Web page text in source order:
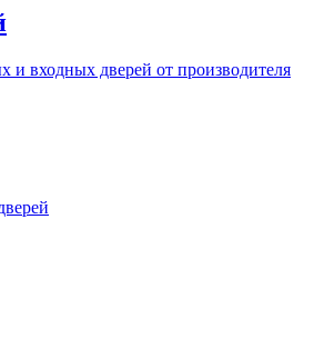
и входных дверей от производителя